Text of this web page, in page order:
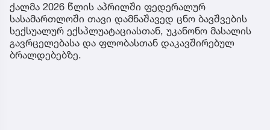
ქალმა 2026 წლის აპრილში ფედერალურ
სასამართლოში თავი დამნაშავედ ცნო ბავშვების
სექსუალურ ექსპლუატაციასთან, უკანონო მასალის
გავრცელებასა და ფლობასთან დაკავშირებულ
ბრალდებებზე.